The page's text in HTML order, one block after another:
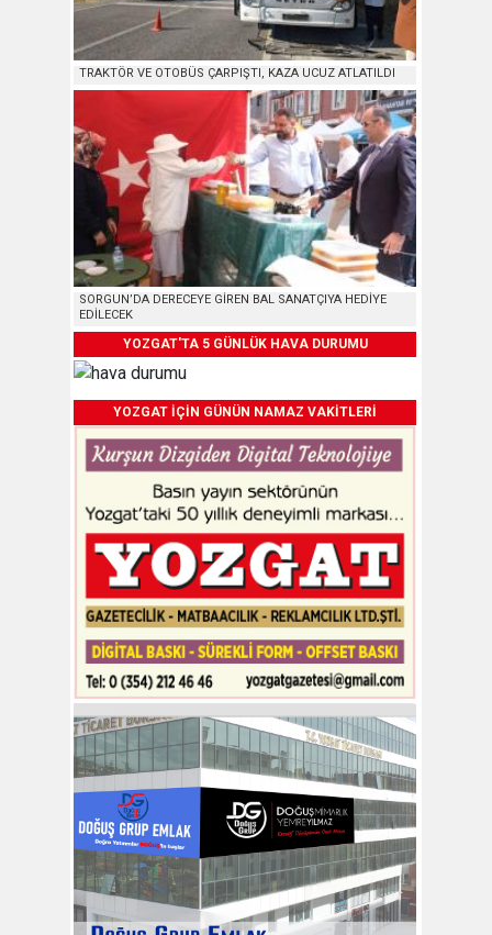
TRAKTÖR VE OTOBÜS ÇARPIŞTI, KAZA UCUZ ATLATILDI
SORGUN’DA DERECEYE GİREN BAL SANATÇIYA HEDİYE
EDİLECEK
YOZGAT'TA 5 GÜNLÜK HAVA DURUMU
YOZGAT İÇİN GÜNÜN NAMAZ VAKİTLERİ